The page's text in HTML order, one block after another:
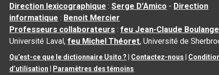
Direction lexicographique :Serge D’Amico - Direction
informatique : Benoit Mercier
Professeurs collaborateurs :feu Jean-Claude
Université Laval,feu Michel Théoret, Université de
Qu’est-ce que le dictionnaire Usito ? Contactez-nous
d’utilisation
Paramètres des témoins